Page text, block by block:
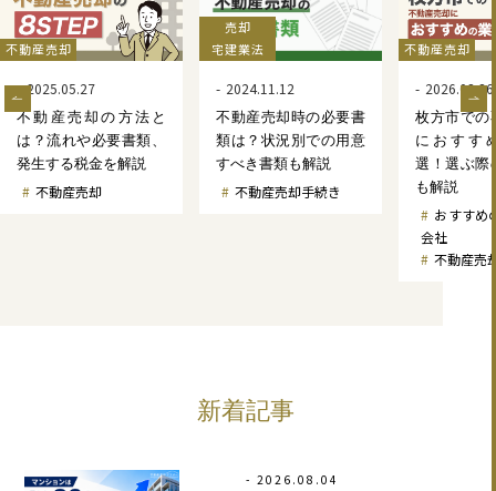
不動産売却
2025.05.27
不動産売却の方法と
は？流れや必要書類、
発生する税金を解説
不動産売却
売却
宅建業法
2024.11.12
不動産売却時の必要書
類は？状況別での用意
すべき書類も解説
不動産売却手続き
不動産売却
2026.02.26
枚方市での
におすす
選！選ぶ際
も解説
おすすめ
会社
不動産売
新着記事
2026.08.04